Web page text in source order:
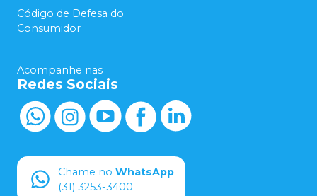
Código de Defesa do
Consumidor
Acompanhe nas
Redes Sociais
Chame no WhatsApp
(31) 3253-3400